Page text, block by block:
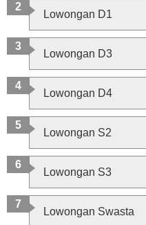
Lowongan D1
Lowongan D3
Lowongan D4
Lowongan S2
Lowongan S3
Lowongan Swasta